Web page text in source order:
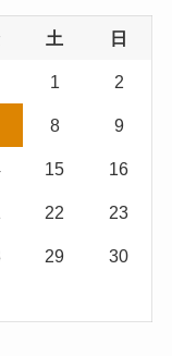
土 日
1 2
8 9
15 16
22 23
29 30